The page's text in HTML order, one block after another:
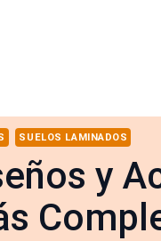
SUELOS LAMINADOS
y